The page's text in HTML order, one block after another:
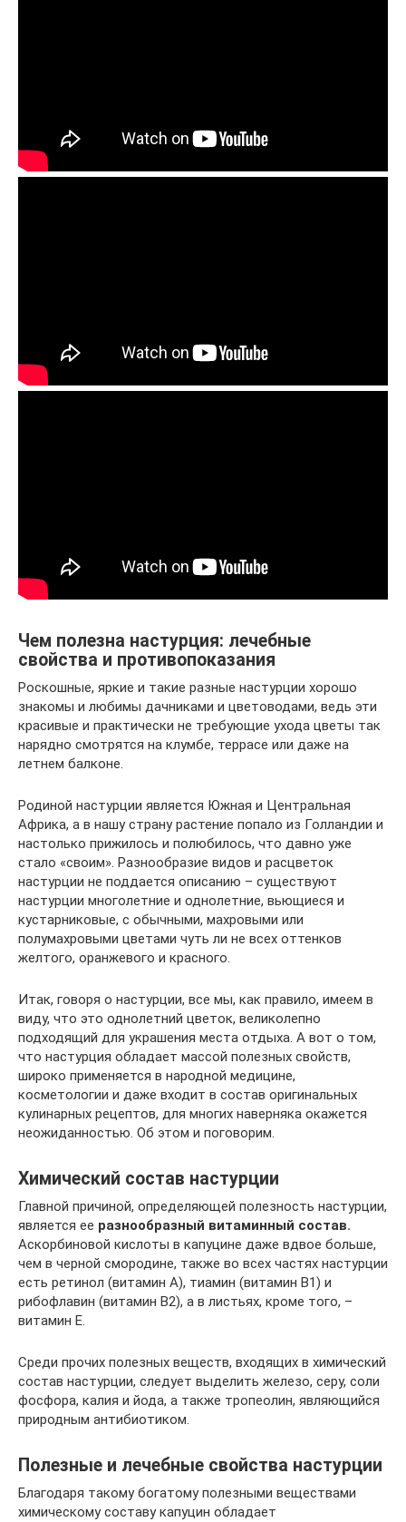
Чем полезна настурция: лечебные
свойства и противопоказания
Роскошные, яркие и такие разные настурции хорошо
знакомы и любимы дачниками и цветоводами, ведь эти
красивые и практически не требующие ухода цветы так
нарядно смотрятся на клумбе, террасе или даже на
летнем балконе.
Родиной настурции является Южная и Центральная
Африка, а в нашу страну растение попало из Голландии и
настолько прижилось и полюбилось, что давно уже
стало «своим». Разнообразие видов и расцветок
настурции не поддается описанию – существуют
настурции многолетние и однолетние, вьющиеся и
кустарниковые, с обычными, махровыми или
полумахровыми цветами чуть ли не всех оттенков
желтого, оранжевого и красного.
Итак, говоря о настурции, все мы, как правило, имеем в
виду, что это однолетний цветок, великолепно
подходящий для украшения места отдыха. А вот о том,
что настурция обладает массой полезных свойств,
широко применяется в народной медицине,
косметологии и даже входит в состав оригинальных
кулинарных рецептов, для многих наверняка окажется
неожиданностью. Об этом и поговорим.
Химический состав настурции
Главной причиной, определяющей полезность настурции,
является ее разнообразный витаминный состав.
Аскорбиновой кислоты в капуцине даже вдвое больше,
чем в черной смородине, также во всех частях настурции
есть ретинол (витамин А), тиамин (витамин В1) и
рибофлавин (витамин В2), а в листьях, кроме того, –
витамин Е.
Среди прочих полезных веществ, входящих в химический
состав настурции, следует выделить железо, серу, соли
фосфора, калия и йода, а также тропеолин, являющийся
природным антибиотиком.
Полезные и лечебные свойства настурции
Благодаря такому богатому полезными веществами
химическому составу капуцин обладает